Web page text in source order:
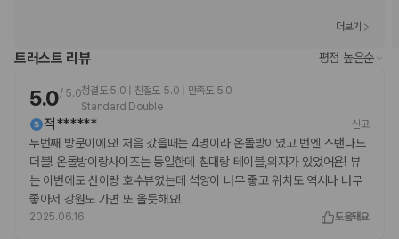
더보기
트러스트 리뷰 평점 높은순
5.0/ 5.0청결도 5.0 | 친절도 5.0 | 만족도 5.0
Standard Double
적****** 신고
두번째 방문이에요! 처음 갔을때는 4명이라 온돌방이였고 번엔 스탠다드
더블! 온돌방이랑사이즈는 동일한데 침대랑 테이블,의자가 있었어욘! 뷰
는 이번에도 산이랑 호수뷰였는데 석양이 너무 좋고 위치도 역시나 너무
좋아서 강원도 가면 또 올듯해요!
2025.06.16 도움돼요